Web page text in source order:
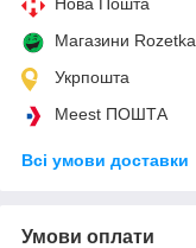
Магазини Rozetka
Укрпошта
Meest ПОШТА
Всі умови доставки
Умови оплати